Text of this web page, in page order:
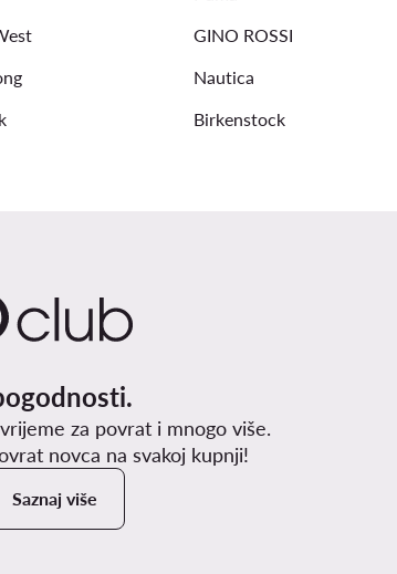
GINO ROSSI
Nautica
Birkenstock
za povrat i mnogo više.
novca na svakoj kupnji!
Saznaj više